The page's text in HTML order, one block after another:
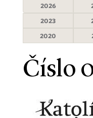
2026
2023
2020
Číslo